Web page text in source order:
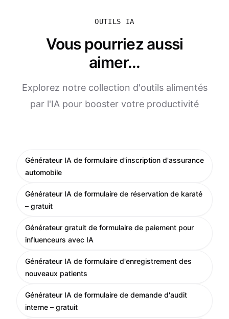
OUTILS IA
Vous pourriez aussi
aimer...
Explorez notre collection d'outils alimentés
par l'IA pour booster votre productivité
Générateur IA de formulaire d'inscription d'assurance
automobile
Générateur IA de formulaire de réservation de karaté
– gratuit
Générateur gratuit de formulaire de paiement pour
influenceurs avec IA
Générateur IA de formulaire d'enregistrement des
nouveaux patients
Générateur IA de formulaire de demande d'audit
interne – gratuit